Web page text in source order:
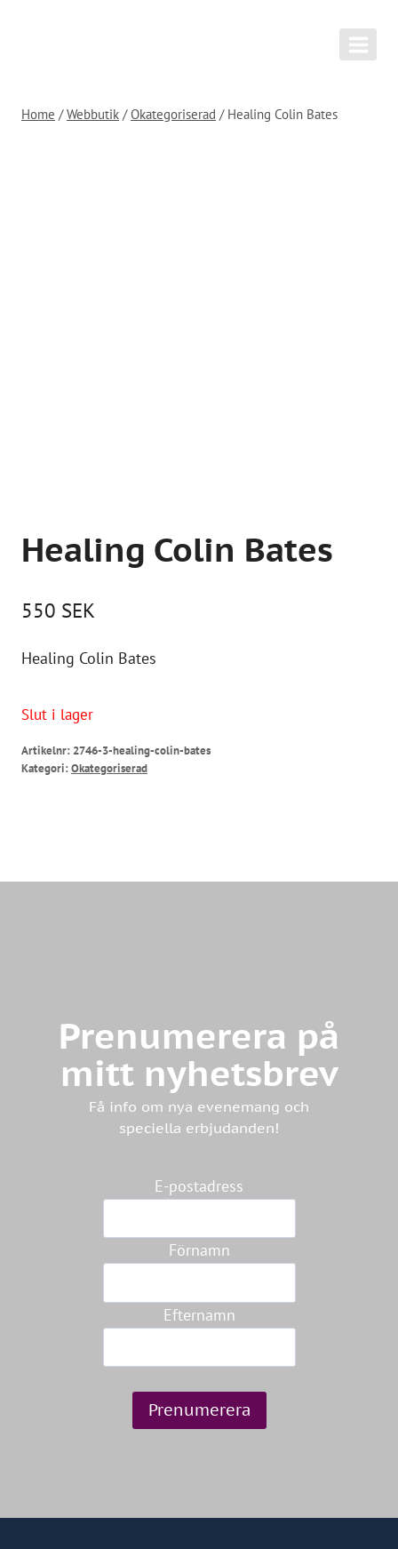
Home / Webbutik / Okategoriserad / Healing Colin Bates
Healing Colin Bates
550 SEK
Healing Colin Bates
Slut i lager
Artikelnr: 2746-3-healing-colin-bates
Kategori:Okategoriserad
Prenumerera på
mitt nyhetsbrev
Få info om nya evenemang och
speciella erbjudanden!
E-postadress
Förnamn
Efternamn